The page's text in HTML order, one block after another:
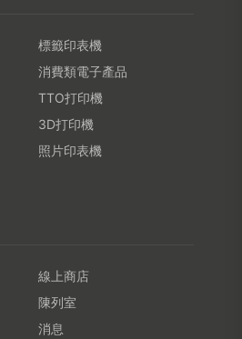
標籤印表機
消費類電子產品
TTO打印機
3D打印機
照片印表機
線上商店
陳列室
消息